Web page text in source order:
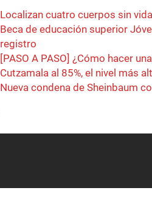
Localizan cuatro cuerpos sin
Beca de educación superior
registro
[PASO A PASO] ¿Cómo hacer
Cutzamala al 85%, el nivel más
Nueva condena de Sheinbaum